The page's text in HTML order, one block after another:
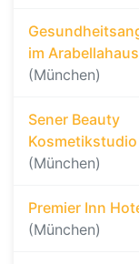
im Arabellahaus
(München)
Sener Beauty
Kosmetikstudio
(München)
Premier Inn
(München)